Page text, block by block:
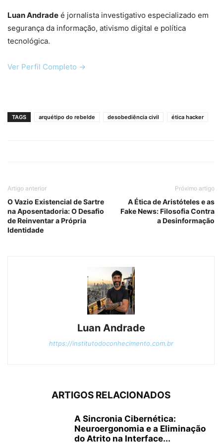
Luan Andrade é jornalista investigativo especializado em
segurança da informação, ativismo digital e política
tecnológica.
Ver Perfil Completo →
TAGS arquétipo do rebelde desobediência civil ética hacker
Artigo anterior
O Vazio Existencial de Sartre
na Aposentadoria: O Desafio
de Reinventar a Própria
Identidade
Próximo artigo
A Ética de Aristóteles e as
Fake News: Filosofia Contra
a Desinformação
Luan Andrade
https://institutodoconhecimento.com.br
ARTIGOS RELACIONADOS
A Sincronia Cibernética:
Neuroergonomia e a Eliminação
do Atrito na Interface...